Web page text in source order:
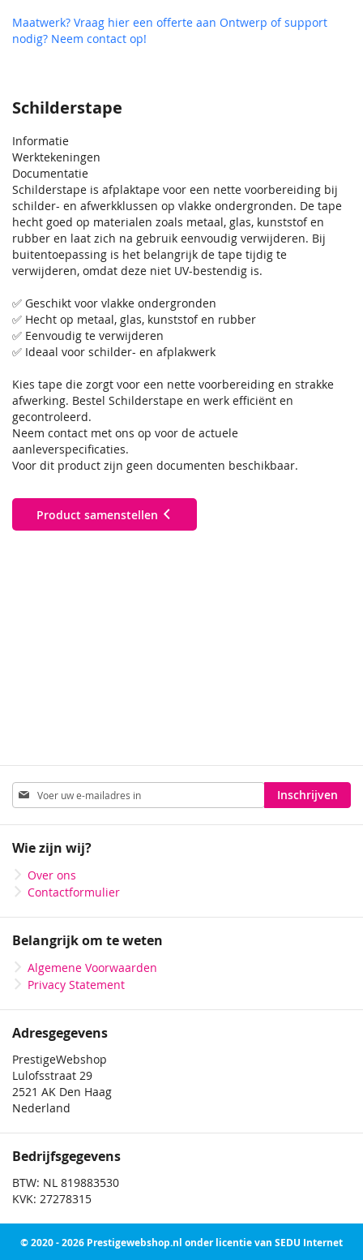
Schilderstape
Informatie
Werktekeningen
Documentatie
Schilderstape is afplaktape voor een nette voorbereiding bij
schilder- en afwerkklussen op vlakke ondergronden. De tape
hecht goed op materialen zoals metaal, glas, kunststof en
rubber en laat zich na gebruik eenvoudig verwijderen. Bij
buitentoepassing is het belangrijk de tape tijdig te
verwijderen, omdat deze niet UV-bestendig is.
✅ Geschikt voor vlakke ondergronden
✅ Hecht op metaal, glas, kunststof en rubber
✅ Eenvoudig te verwijderen
✅ Ideaal voor schilder- en afplakwerk
Kies tape die zorgt voor een nette voorbereiding en strakke
afwerking. Bestel Schilderstape en werk efficiënt en
gecontroleerd.
Neem contact met ons op voor de actuele
aanleverspecificaties.
Voor dit product zijn geen documenten beschikbaar.
Product samenstellen
Maatwerk? Vraag hier een offerte aan Ontwerp of support
nodig? Neem contact op!
Abonneer
u
op
nieuwsbrief
Inschrijven
Wie zijn wij?
Over ons
Contactformulier
Belangrijk om te weten
Algemene Voorwaarden
Privacy Statement
Adresgegevens
PrestigeWebshop
Lulofsstraat 29
2521 AK Den Haag
Nederland
Bedrijfsgegevens
BTW: NL 819883530
KVK: 27278315
© 2020 - 2026 Prestigewebshop.nl onder licentie van SEDU Internet